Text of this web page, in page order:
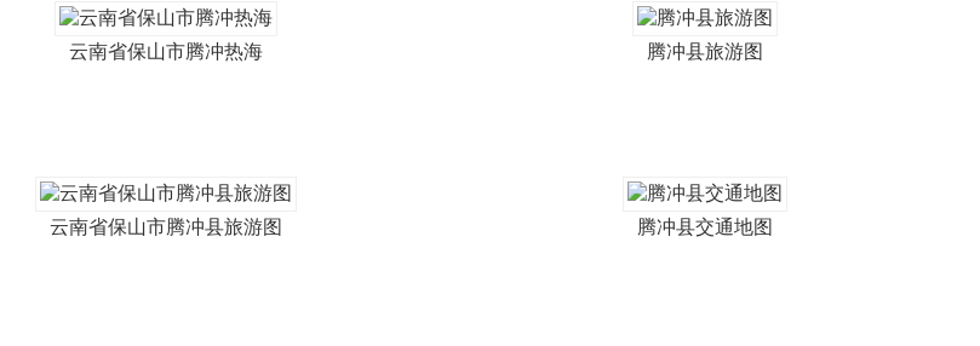
云南省保山市腾冲热海 腾冲县旅游图
云南省保山市腾冲县旅游图 腾冲县交通地图